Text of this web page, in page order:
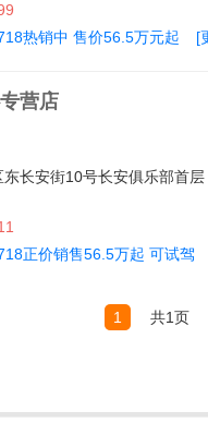
热销中 售价56.5万元起
[
营店
长安街10号长安俱乐部首层
正价销售56.5万起 可试驾
1 共1页